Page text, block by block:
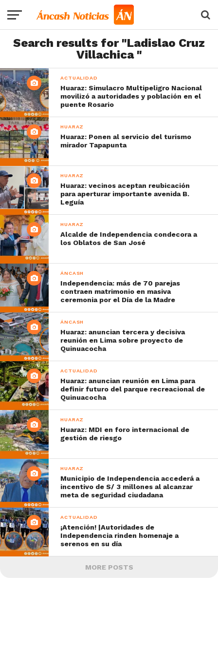
Search results for "Ladislao Cruz
Villachica "
ACTUALIDAD
Huaraz: Simulacro Multipeligro Nacional
movilizó a autoridades y población en el
puente Rosario
HUARAZ
Huaraz: Ponen al servicio del turismo
mirador Tapapunta
HUARAZ
Huaraz: vecinos aceptan reubicación
para aperturar importante avenida B.
Leguía
HUARAZ
Alcalde de Independencia condecora a
los Oblatos de San José
ÁNCASH
Independencia: más de 70 parejas
contraen matrimonio en masiva
ceremonia por el Día de la Madre
ÁNCASH
Huaraz: anuncian tercera y decisiva
reunión en Lima sobre proyecto de
Quinuacocha
ACTUALIDAD
Huaraz: anuncian reunión en Lima para
definir futuro del parque recreacional de
Quinuacocha
HUARAZ
Huaraz: MDI en foro internacional de
gestión de riesgo
HUARAZ
Municipio de Independencia accederá a
incentivo de S/ 3 millones al alcanzar
meta de seguridad ciudadana
ACTUALIDAD
¡Atención! |Autoridades de
Independencia rinden homenaje a
serenos en su día
MORE POSTS